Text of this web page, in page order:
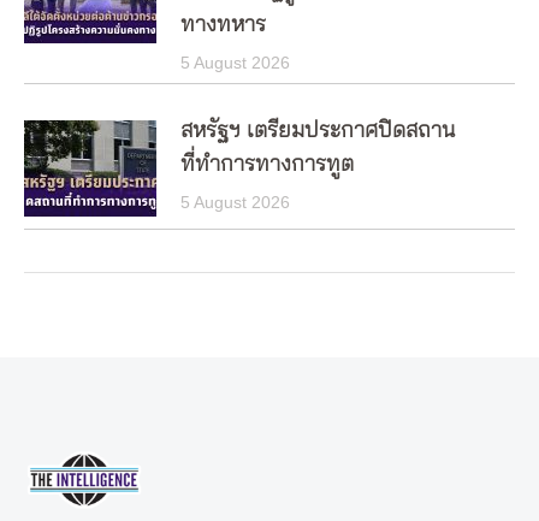
ทางทหาร
5 August 2026
สหรัฐฯ เตรียมประกาศปิดสถาน
ที่ทำการทางการทูต
5 August 2026